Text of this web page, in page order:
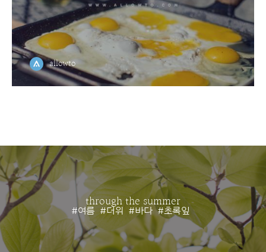
allowto
through the summer
#여름 #더위 #바다 #초록잎